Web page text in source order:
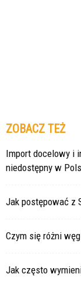
ZOBACZ TEŻ
Import docelowy i
niedostępny w
Jak postępować z
Czym się różni
Jak często